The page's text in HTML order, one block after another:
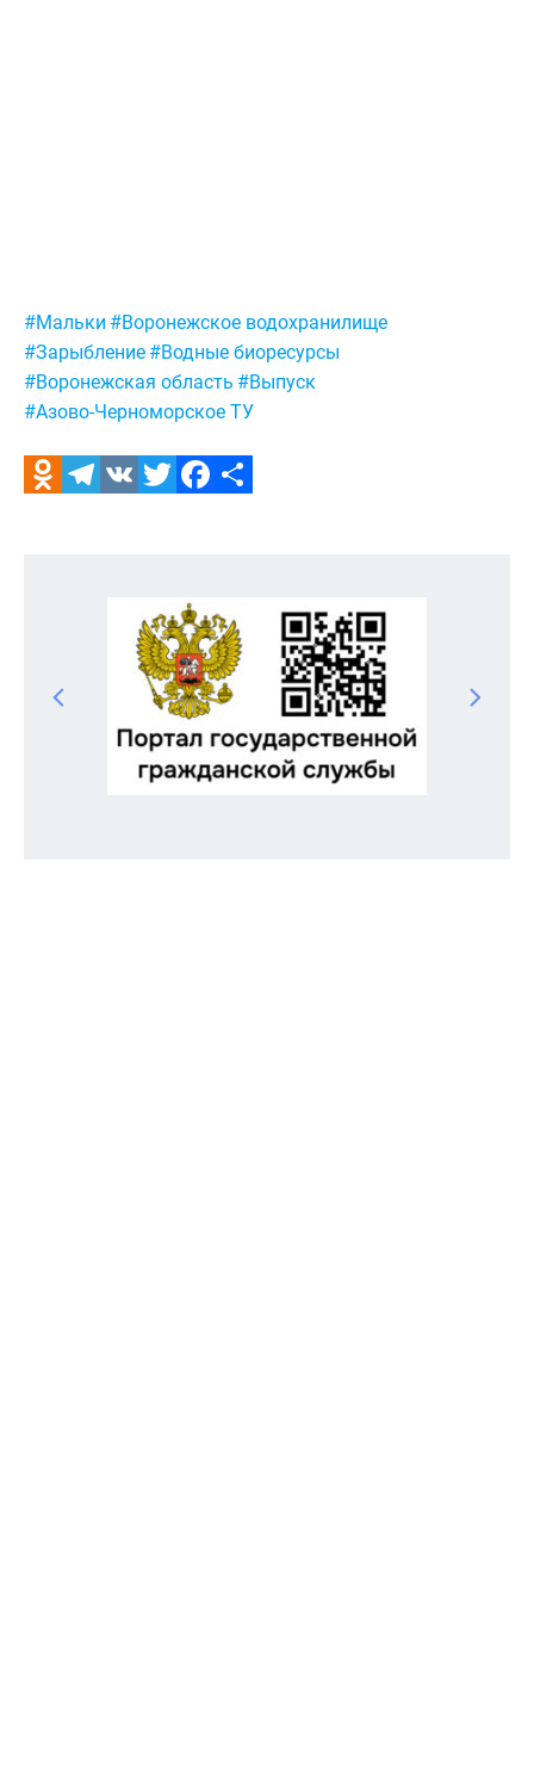
Метки:
#Мальки #Воронежское водохранилище
#Зарыбление #Водные биоресурсы
#Воронежская область #Выпуск
#Азово-Черноморское ТУ